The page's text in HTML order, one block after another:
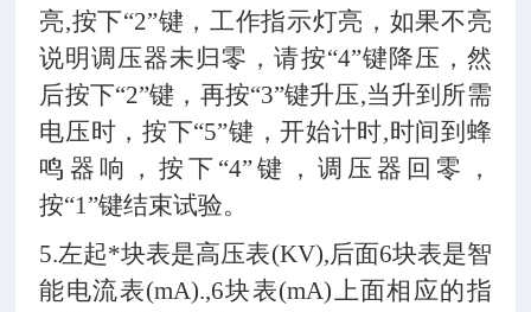
亮,按下“2”键，工作指示灯亮，如果不亮
说明调压器未归零，请按“4”键降压，然
后按下“2”键，再按“3”键升压,当升到所需
电压时，按下“5”键，开始计时,时间到蜂
鸣器响，按下“4”键，调压器回零，
按“1”键结束试验。
5.左起*块表是高压表(KV),后面6块表是智
能电流表(mA).,6块表(mA)上面相应的指